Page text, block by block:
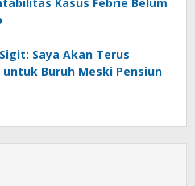
Kasus Febrie Belum
Saya Akan Terus
untuk Buruh Meski Pensiun